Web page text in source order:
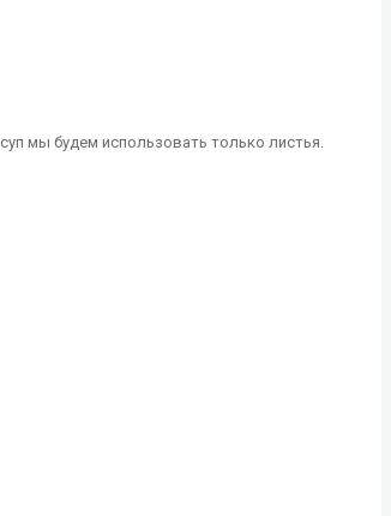
мы будем использовать только листья.